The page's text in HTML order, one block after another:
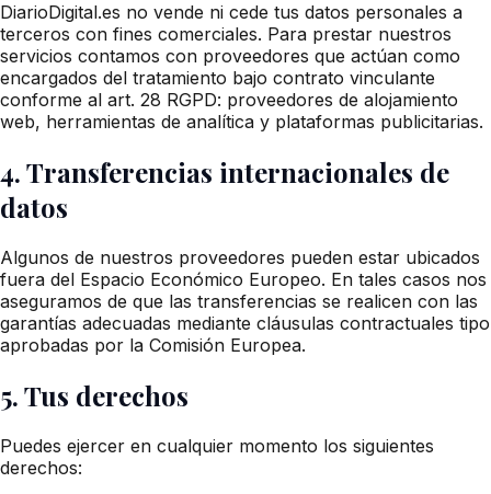
DiarioDigital.es no vende ni cede tus datos personales a
terceros con fines comerciales. Para prestar nuestros
servicios contamos con proveedores que actúan como
encargados del tratamiento bajo contrato vinculante
conforme al art. 28 RGPD: proveedores de alojamiento
web, herramientas de analítica y plataformas publicitarias.
4. Transferencias internacionales de
datos
Algunos de nuestros proveedores pueden estar ubicados
fuera del Espacio Económico Europeo. En tales casos nos
aseguramos de que las transferencias se realicen con las
garantías adecuadas mediante cláusulas contractuales tipo
aprobadas por la Comisión Europea.
5. Tus derechos
Puedes ejercer en cualquier momento los siguientes
derechos: